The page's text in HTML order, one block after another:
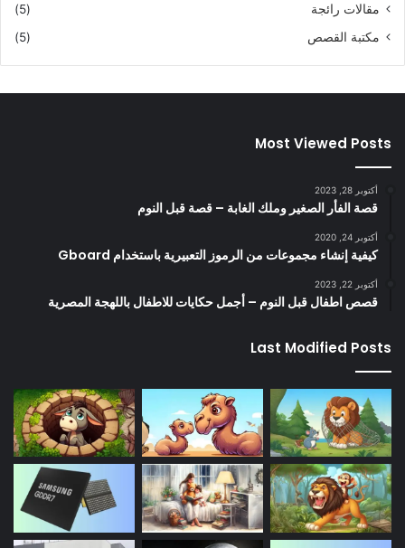
مقالات رائجة
(5)
مكتبة القصص
(5)
Most Viewed Posts
أكتوبر 28, 2023
قصة الفأر الصغير وملك الغابة – قصة قبل النوم
أكتوبر 24, 2020
كيفية إنشاء مجموعات من الرموز التعبيرية باستخدام Gboard
أكتوبر 22, 2023
قصص اطفال قبل النوم – أجمل حكايات للاطفال باللهجة المصرية
Last Modified Posts